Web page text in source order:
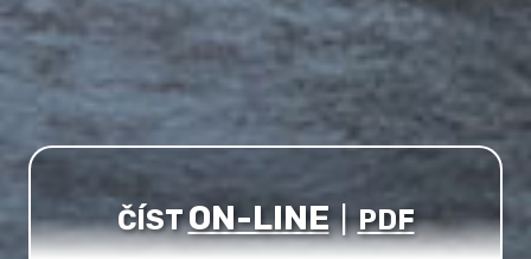
ČÍSTON-LINE | PDF